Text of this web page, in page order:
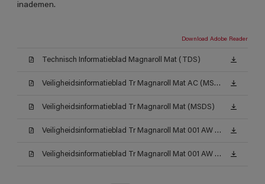
inademen.
Download Adobe Reader
Technisch Informatieblad Magnaroll Mat (TDS)
Veiligheidsinformatieblad Tr Magnaroll Mat AC (MSDS)
Veiligheidsinformatieblad Tr Magnaroll Mat (MSDS)
Veiligheidsinformatieblad Tr Magnaroll Mat 001 AW (MSDS)
Veiligheidsinformatieblad Tr Magnaroll Mat 001 AW (MSDS)